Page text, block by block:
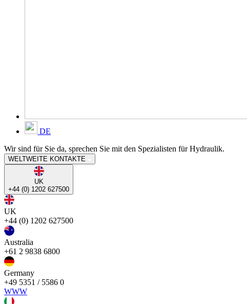
DE
Wir sind für Sie da, sprechen Sie mit den Spezialisten für Hydraulik.
WELTWEITE KONTAKTE
UK
+44 (0) 1202 627500
UK
+44 (0) 1202 627500
Australia
+61 2 9838 6800
Germany
+49 5351 / 5586 0
WWW